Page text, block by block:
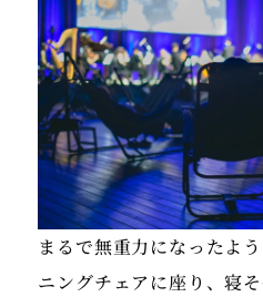
まるで無重力になったよ
ニングチェアに座り、寝